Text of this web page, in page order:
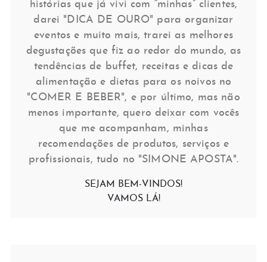
histórias que já vivi com “minhas” clientes,
darei "DICA DE OURO" para organizar
eventos e muito mais, trarei as melhores
degustações que fiz ao redor do mundo, as
tendências de buffet, receitas e dicas de
alimentação e dietas para os noivos no
"COMER E BEBER", e por último, mas não
menos importante, quero deixar com vocês
que me acompanham, minhas
recomendações de produtos, serviços e
profissionais, tudo no "SIMONE APOSTA".
SEJAM BEM-VINDOS!
VAMOS LÁ!